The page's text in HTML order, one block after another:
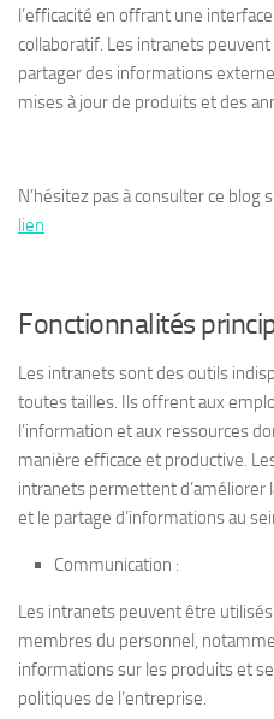
l’efficacité en offrant une
collaboratif. Les intranets
partager des informations
mises à jour de produits et des
N’hésitez pas à consulter ce blog
lien
Fonctionnalités
Les intranets sont des outils
toutes tailles. Ils offrent aux
l’information et aux ressources
manière efficace et productive.
intranets permettent d’améliorer
et le partage d’informations au
Communication :
Les intranets peuvent être
membres du personnel,
informations sur les produits et
politiques de l’entreprise.